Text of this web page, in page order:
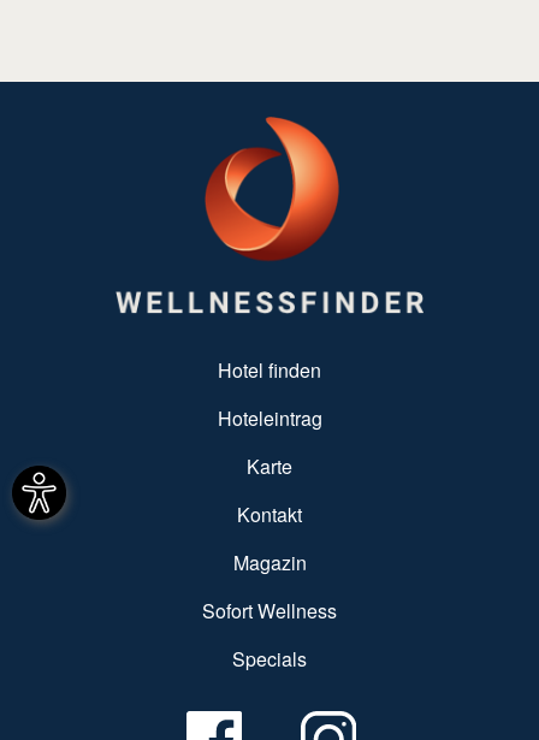
Hotel finden
Hoteleintrag
Karte
Kontakt
Magazin
Sofort Wellness
Specials